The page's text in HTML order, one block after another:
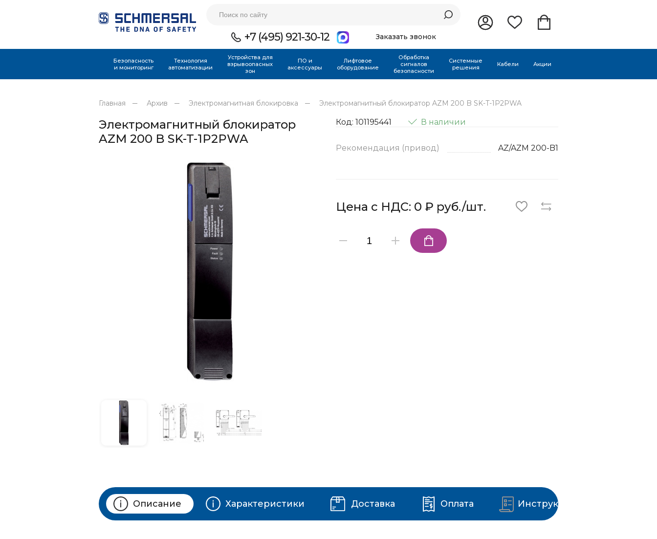
+7 (495) 921-30-12 Заказать звонок
Безопасность
и мониторинг
Технология
автоматизации
Устройства для
взрывоопасных
зон
ПО и
аксессуары
Лифтовое
оборудование
Обработка
сигналов
безопасности
Системные
решения
Кабели Акции
Главная Архив Электромагнитная блокировка Электромагнитный блокиратор AZM 200 B SK-T-1P2PWA
Электромагнитный блокиратор
AZM 200 B SK-T-1P2PWA
Код: 101195441 В наличии
Рекомендация (привод) AZ/AZM 200-B1
Цена с НДС: 0 ₽ руб./шт.
Описание Характеристики Доставка Оплата Инструкции